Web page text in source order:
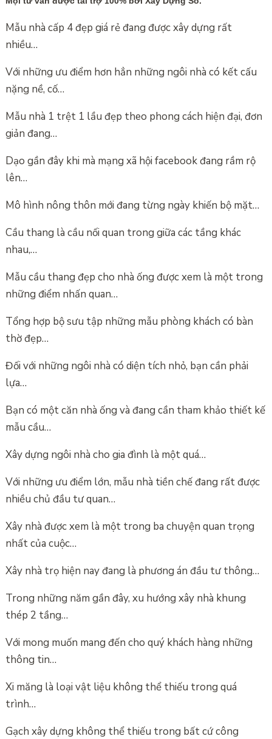
Mẫu nhà cấp 4 đẹp giá rẻ đang được xây dựng rất
nhiều…
Với những ưu điểm hơn hẳn những ngôi nhà có kết cấu
nặng nề, cố…
Mẫu nhà 1 trệt 1 lầu đẹp theo phong cách hiện đại, đơn
giản đang…
Dạo gần đây khi mà mạng xã hội facebook đang rầm rộ
lên…
Mô hình nông thôn mới đang từng ngày khiến bộ mặt…
Cầu thang là cầu nối quan trong giữa các tầng khác
nhau,…
Mẫu cầu thang đẹp cho nhà ống được xem là một trong
những điểm nhấn quan…
Tổng hợp bộ sưu tập những mẫu phòng khách có bàn
thờ đẹp…
Đối với những ngôi nhà có diện tích nhỏ, bạn cần phải
lựa…
Bạn có một căn nhà ống và đang cần tham khảo thiết kế
mẫu cầu…
Xây dựng ngôi nhà cho gia đình là một quá…
Với những ưu điểm lớn, mẫu nhà tiền chế đang rất được
nhiều chủ đầu tư quan…
Xây nhà được xem là một trong ba chuyện quan trọng
nhất của cuộc…
Xây nhà trọ hiện nay đang là phương án đầu tư thông…
Trong những năm gần đây, xu hướng xây nhà khung
thép 2 tầng…
Với mong muốn mang đến cho quý khách hàng những
thông tin…
Xi măng là loại vật liệu không thể thiếu trong quá
trình…
Gạch xây dựng không thể thiếu trong bất cứ công